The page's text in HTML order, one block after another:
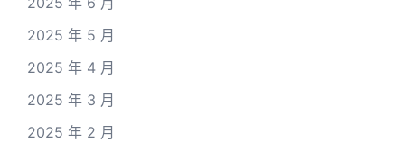
2025 年 5 月
2025 年 4 月
2025 年 3 月
2025 年 2 月